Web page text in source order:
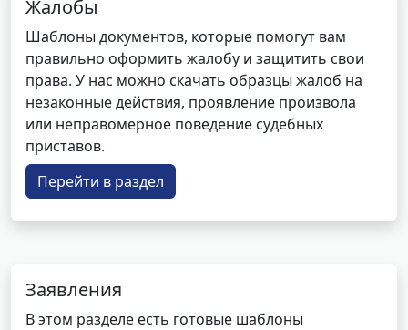
Жалобы
Шаблоны документов, которые помогут вам
правильно оформить жалобу и защитить свои
права. У нас можно скачать образцы жалоб на
незаконные действия, проявление произвола
или неправомерное поведение судебных
приставов.
Перейти в раздел
Заявления
В этом разделе есть готовые шаблоны